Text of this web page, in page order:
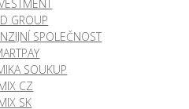
GROUP
SPOLEČNOST
SOUKUP
CZ
SK